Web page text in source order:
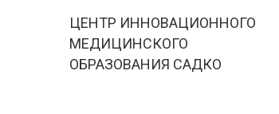
ЦЕНТР ИННОВАЦИОННОГО
МЕДИЦИНСКОГО
ОБРАЗОВАНИЯ САДКО